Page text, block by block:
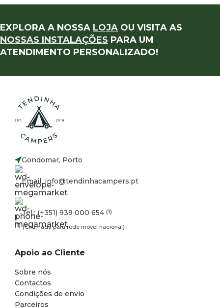
EXPLORA A NOSSA LOJA OU VISITA AS
NOSSAS INSTALAÇÕES PARA UM
ATENDIMENTO PERSONALIZADO!
Gondomar, Porto
Email: info@tendinhacampers.pt
Tel.: (+351) 939 000 654 (1)
(1) (Chamada para rede móvel nacional)
Apoio ao Cliente
Sobre nós
Contactos
Condições de envio
Parceiros